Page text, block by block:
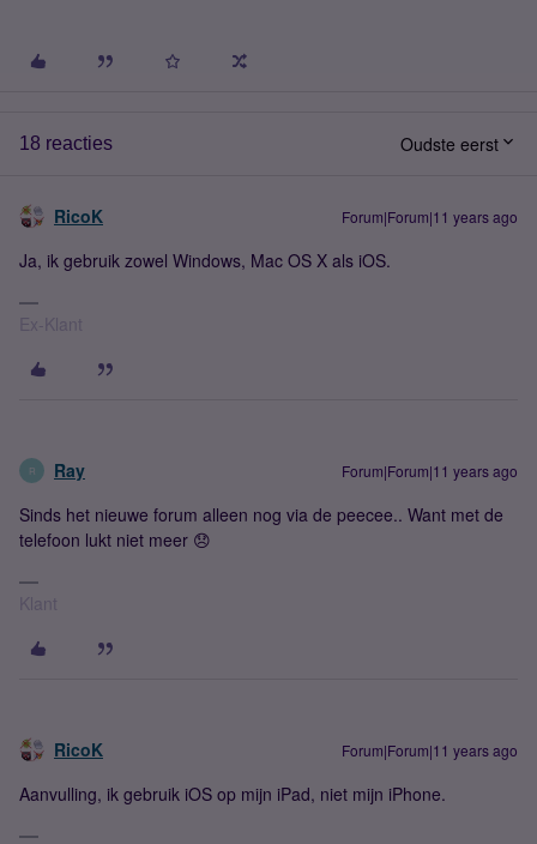
18 reacties Oudste eerst
RicoK Forum|Forum|11 years ago
Ja, ik gebruik zowel Windows, Mac OS X als iOS.
Ex-Klant
R Ray Forum|Forum|11 years ago
Sinds het nieuwe forum alleen nog via de peecee.. Want met de
telefoon lukt niet meer 😞
Klant
RicoK Forum|Forum|11 years ago
Aanvulling, ik gebruik iOS op mijn iPad, niet mijn iPhone.